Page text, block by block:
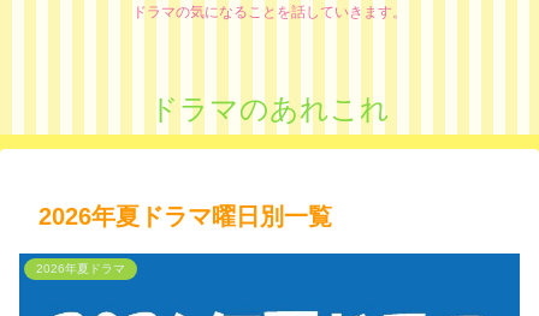
ドラマの気になることを話していきます。
ドラマのあれこれ
2026年夏ドラマ曜日別一覧
2026年夏ドラマ